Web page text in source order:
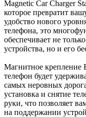
Magnetic Car Charger
которое превратит
удобство нового
телефона, это
обеспечивает не
устройства, но и его
Магнитное крепление
телефон будет
самых неровных
установка и снятие
руки, что позволяет
на поддержании